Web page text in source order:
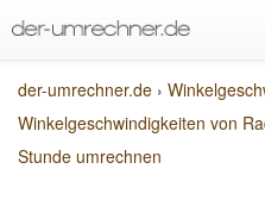
der-umrechner.de ›
Winkelgeschwindigkeiten von
Stunde umrechnen